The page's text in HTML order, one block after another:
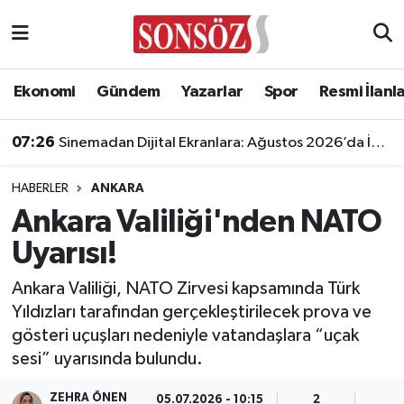
Ekonomi Gündem Yazarlar Spor Resmi
07:26 Sinemadan Dijital Ekranlara: Ağustos 2026’da İzleyiciyle Buluşan En İddialı Yapımlar
HABERLER ANKARA
Ankara Valiliği'nden NATO
Uyarısı!
Ankara Valiliği, NATO Zirvesi kapsamında Türk
Yıldızları tarafından gerçekleştirilecek prova ve
gösteri uçuşları nedeniyle vatandaşlara “uçak
sesi” uyarısında bulundu.
ZEHRA ÖNEN 05.07.2026 - 10:15 2
Asayiş
Biyografi
Çevre
Diğer
Dünya
Eğitim
Ankara Nöbetçi Eczaneler
Ankara Trafik Yoğunluk Haritası
Süper Lig Puan Durumu ve Fikstür
Tüm Manşetler
Son Dakika Haberleri
Haber Arşivi